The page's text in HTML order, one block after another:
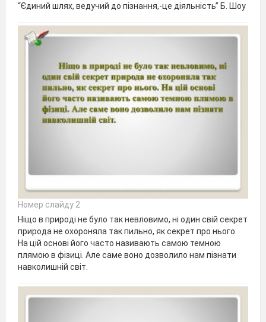
“Єдиний шлях, ведучий до пізнання,-це діяльність” Б. Шоу
Номер слайду 2
Ніщо в природі не було так невловимо, ні один свій секрет
природа не охороняла так пильно, як секрет про нього.
На цій основі його часто називають самою темною
плямою в фізиці. Але саме воно дозволило нам пізнати
навколишній світ.